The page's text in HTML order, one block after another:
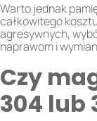
Warto jednak
całkowitego
agresywnych,
naprawom i
Czy
304 lub